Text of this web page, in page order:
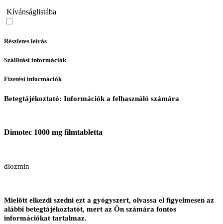
Kívánságlistába
Részletes leírás
Szállítási információk
Fizetési információk
Betegtájékoztató: Információk a felhasználó számára
Dimotec 1000 mg filmtabletta
diozmin
Mielőtt elkezdi szedni ezt a gyógyszert, olvassa el figyelmesen az
alábbi betegtájékoztatót, mert az Ön számára fontos
információkat tartalmaz.